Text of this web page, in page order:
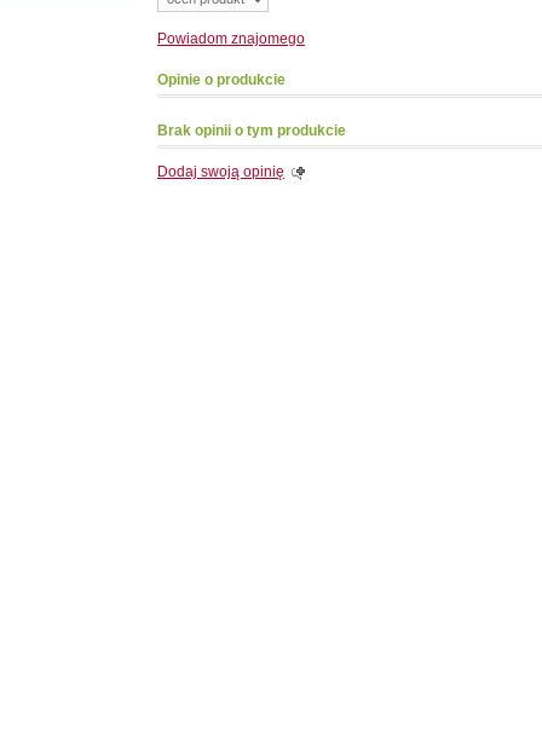
Powiadom znajomego
Opinie o produkcie
Brak opinii o tym produkcie
Dodaj swoją opinię